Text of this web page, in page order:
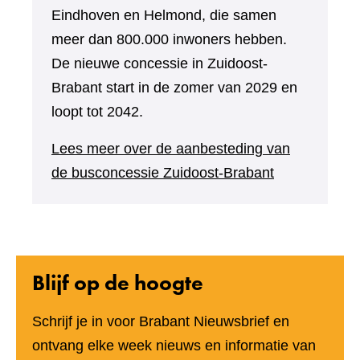
Eindhoven en Helmond, die samen
meer dan 800.000 inwoners hebben.
De nieuwe concessie in Zuidoost-
Brabant start in de zomer van 2029 en
loopt tot 2042.
Lees meer over de aanbesteding van
de busconcessie Zuidoost-Brabant
Blijf op de hoogte
Schrijf je in voor Brabant Nieuwsbrief en
ontvang elke week nieuws en informatie van